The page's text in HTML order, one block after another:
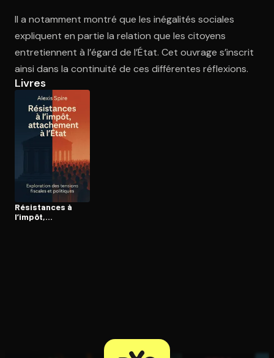
Ouvre l'app Appareil photo, pointe sur le code. C'est gratuit à
Il a notamment montré que les inégalités sociales
expliquent en partie la relation que les citoyens
entretiennent à l’égard de l’État. Cet ouvrage s’inscrit
ainsi dans la continuité de ces différentes réflexions.
Livres
Résistances à
l’impôt,